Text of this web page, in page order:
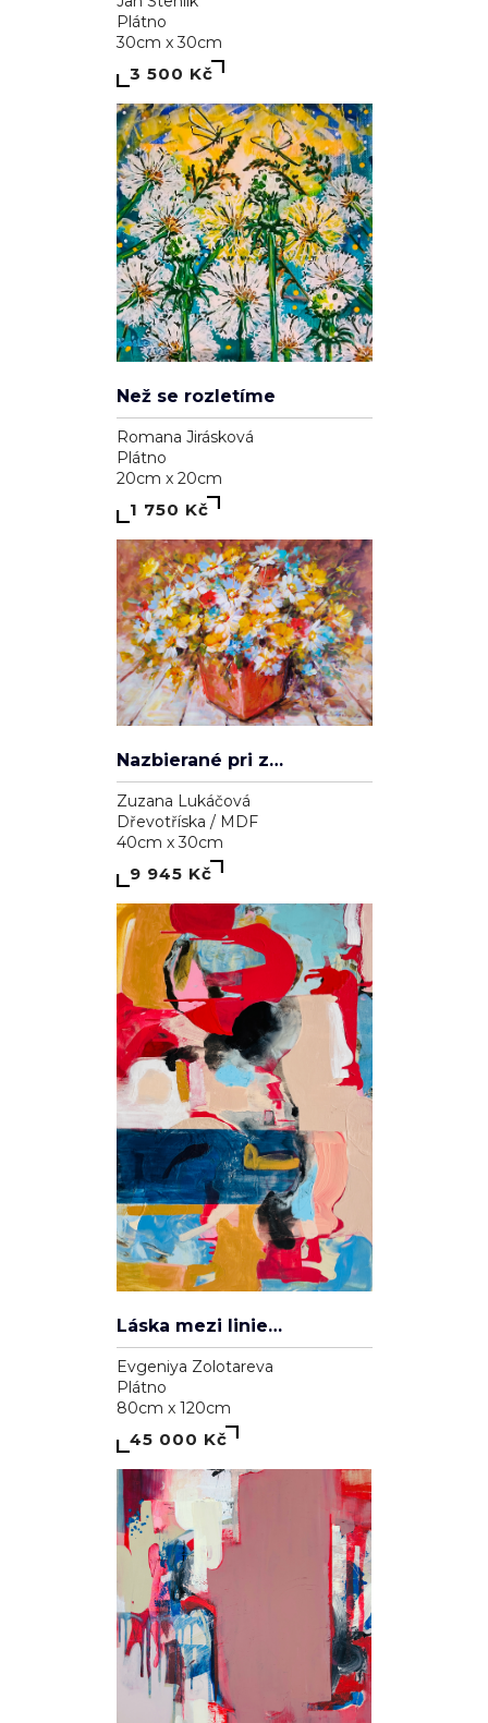
Plátno
30cm x 30cm
3 500 Kč
Než se rozletíme
Romana Jirásková
Plátno
20cm x 20cm
1 750 Kč
Nazbierané pri západe slnka
Zuzana Lukáčová
Dřevotříska / MDF
40cm x 30cm
9 945 Kč
Láska mezi liniemi
Evgeniya Zolotareva
Plátno
80cm x 120cm
45 000 Kč